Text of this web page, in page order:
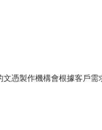
憑製作機構會根據客戶需